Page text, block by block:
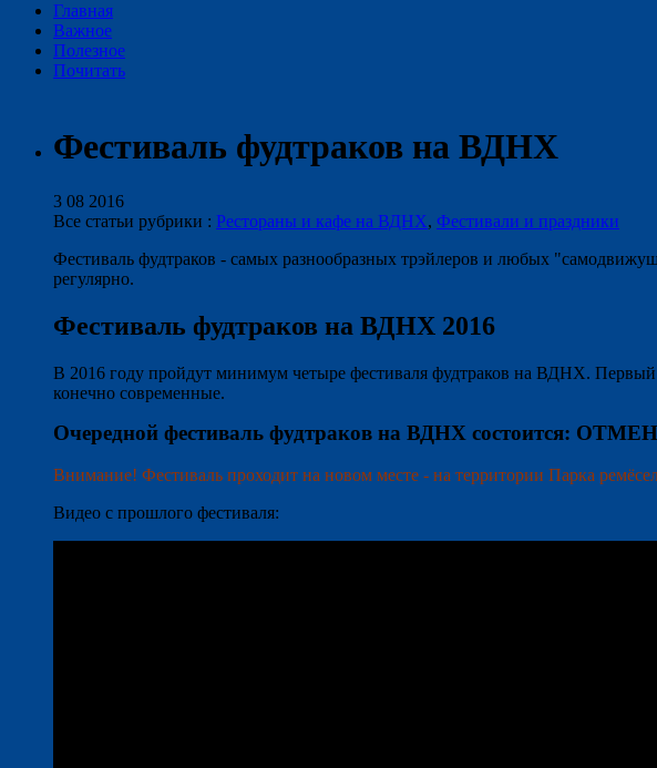
Главная
Важное
Полезное
Почитать
Фестиваль фудтраков на ВДНХ
3 08 2016
Все статьи рубрики : Рестораны и кафе на ВДНХ, Фестивали и праздники
Фестиваль фудтраков - самых разнообразных трэйлеров и любых
регулярно.
Фестиваль фудтраков на ВДНХ 2016
В 2016 году пройдут минимум четыре фестиваля фудтраков на ВДНХ.
конечно современные.
Очередной фестиваль фудтраков на ВДНХ состоится:
Внимание! Фестиваль проходит на новом месте - на территории Парка
Видео с прошлого фестиваля: